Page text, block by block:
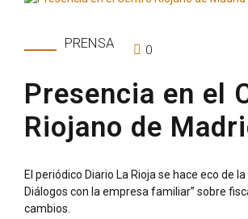
PRENSA 0
Presencia en el
Riojano de
El periódico Diario La Rioja se hace eco de
Diálogos con la empresa familiar” sobre
cambios.